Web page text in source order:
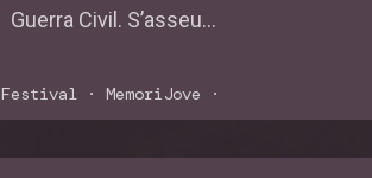
Guerra Civil. S’asseu...
Festival · MemoriJove ·